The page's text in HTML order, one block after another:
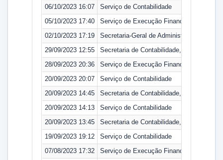
06/10/2023 16:07
Serviço de Contabilidade
05/10/2023 17:40
Serviço de Execução Financeira
02/10/2023 17:19
Secretaria-Geral de Administração
29/09/2023 12:55
Secretaria de Contabilidade, Orçamento e
28/09/2023 20:36
Serviço de Execução Financeira
20/09/2023 20:07
Serviço de Contabilidade
20/09/2023 14:45
Secretaria de Contabilidade, Orçamento e
20/09/2023 14:13
Serviço de Contabilidade
20/09/2023 13:45
Secretaria de Contabilidade, Orçamento e
19/09/2023 19:12
Serviço de Contabilidade
07/08/2023 17:32
Serviço de Execução Financeira